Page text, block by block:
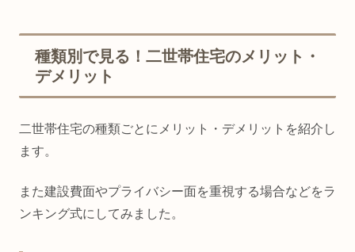
種類別で見る！二世帯住宅のメリット・
デメリット
二世帯住宅の種類ごとにメリット・デメリットを紹介し
ます。
また建設費面やプライバシー面を重視する場合などをラ
ンキング式にしてみました。